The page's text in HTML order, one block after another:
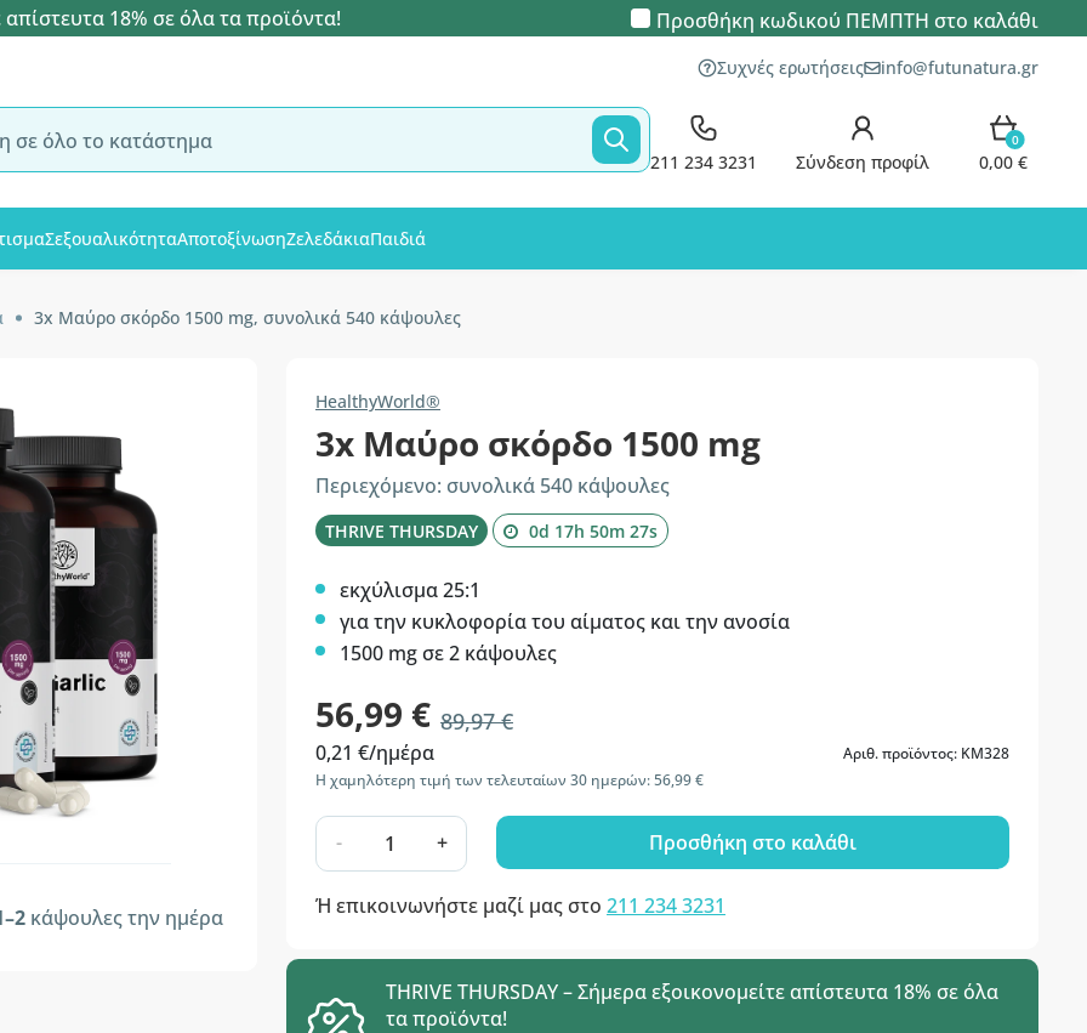
απίστευτα 18% σε όλα τα προϊόντα! Προσθήκη κωδικού ΠΕΜΠΤΗ στο καλάθι
Συχνές ερωτήσεις info@futunatura.gr
211 234 3231 Σύνδεση προφίλ
0
0,00 €
ΣεξουαλικότηταΑποτοξίνωσηΖελεδάκιαΠαιδιά
3x Μαύρο σκόρδο 1500 mg, συνολικά 540 κάψουλες
κάψουλες την ημέρα
HealthyWorld®
3x Μαύρο σκόρδο 1500 mg
Περιεχόμενο: συνολικά 540 κάψουλες
THRIVE THURSDAY 0d 17h 50m 26s
εκχύλισμα 25:1
για την κυκλοφορία του αίματος και την ανοσία
1500 mg σε 2 κάψουλες
56,99 € 89,97 €
0,21 €/ημέρα
Αριθ. προϊόντος: KM328
Η χαμηλότερη τιμή των τελευταίων 30 ημερών: 56,99 €
- + Προσθήκη στο καλάθι
Ή επικοινωνήστε μαζί μας στο 211 234 3231
THRIVE THURSDAY – Σήμερα εξοικονομείτε απίστευτα 18% σε όλα
τα προϊόντα!